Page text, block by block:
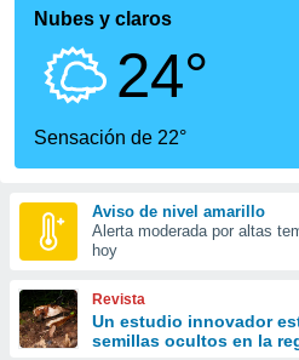
por
que se
calidad.
a este
las
y
forma
digital
basada
Nubes y claros
24°
Sensación de 22°
Aviso de nivel amarillo
Alerta moderada por altas
hoy
Revista
Un estudio innovador
semillas ocultos en la